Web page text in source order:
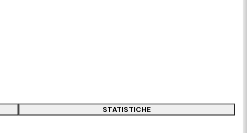
STATISTICHE